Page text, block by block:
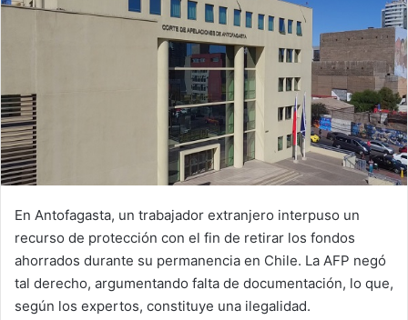
En Antofagasta, un trabajador extranjero interpuso un
recurso de protección con el fin de retirar los fondos
ahorrados durante su permanencia en Chile. La AFP negó
tal derecho, argumentando falta de documentación, lo que,
según los expertos, constituye una ilegalidad.